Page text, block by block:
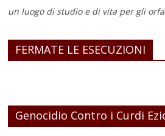
un luogo di studio e di vita per gli
FERMATE LE ESECUZIONI
Genocidio Contro i Curdi